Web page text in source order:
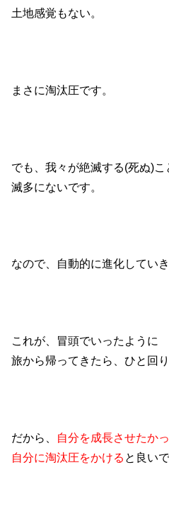
土地感覚もない。
まさに淘汰圧です。
でも、我々が絶滅する(死ぬ)こ
滅多にないです。
なので、自動的に進化していき
これが、冒頭でいったように
旅から帰ってきたら、ひと回
だから、 自分を成長させたかっ
自分に淘汰圧をかける と良いで